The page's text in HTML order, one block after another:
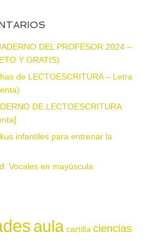
DEL PROFESOR 2024 –
Y GRATIS)
de LECTOESCRITURA – Letra
DE LECTOESCRITURA
infantiles para entrenar la
Vocales en mayúscula
aula cartilla ciencias